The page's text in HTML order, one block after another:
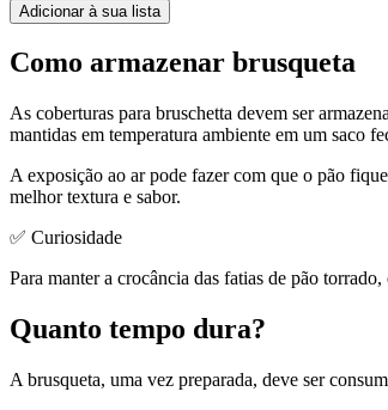
Adicionar à sua lista
Como armazenar brusqueta
As coberturas para bruschetta devem ser
mantidas em temperatura ambiente em um saco
A exposição ao ar pode fazer com que o pão
melhor textura e sabor.
✅ Curiosidade
Para manter a crocância das fatias de pão
Quanto tempo dura?
A brusqueta, uma vez preparada, deve ser